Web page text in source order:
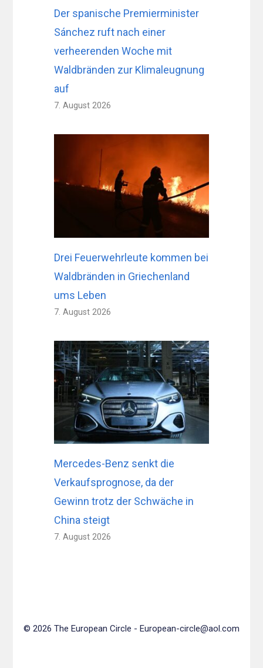
Der spanische Premierminister
Sánchez ruft nach einer
verheerenden Woche mit
Waldbränden zur Klimaleugnung
auf
7. August 2026
Drei Feuerwehrleute kommen bei
Waldbränden in Griechenland
ums Leben
7. August 2026
Mercedes-Benz senkt die
Verkaufsprognose, da der
Gewinn trotz der Schwäche in
China steigt
7. August 2026
© 2026 The European Circle - European-circle@aol.com